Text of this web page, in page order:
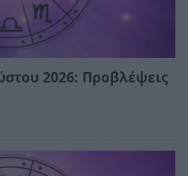
2026: Προβλέψεις